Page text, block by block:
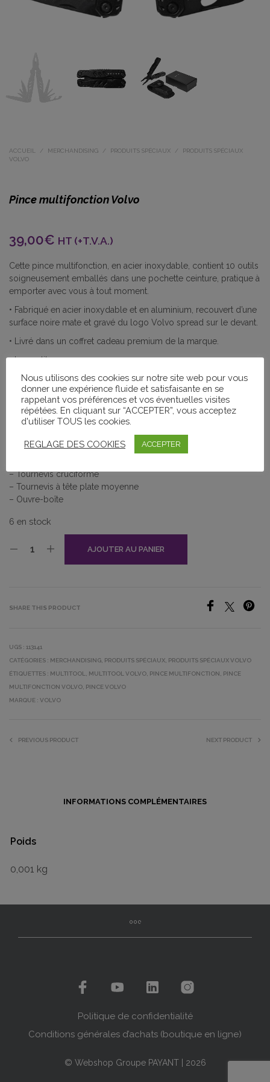
ACCUEIL / MERCHANDISING / PRODUITS SPÉCIAUX /
PRODUITS SPÉCIAUX
VOLVO
Pince multifonction Volvo
39,00€ HT (+T.V.A.)
Cette pince multifonction, en acier inoxydable, contient 10 outils
soigneusement emballés dans une pochette ceinture, pratique à
emporter avec vous à tout moment.
• Fabriqué en acier inoxydable et en aluminium, recouvert d’une
surface noire mate et gravé du logo Volvo spread sur le devant.
• Livré dans un coffret cadeau premium de la marque.
• Les outils :
– Pince (pince à bec effilé, pince ordinaire, coupe-fil)
– Tournevis droit
– Lime en métal
– Petit couteau et ouvre-bouteille
– Tournevis à tête plate moyenne
– Couteau dentelé
– Tournevis cruciforme
– Tournevis à tête plate moyenne
– Ouvre-boîte
6 en stock
AJOUTER AU PANIER
SHARE THIS PRODUCT
UGS : 113141
CATÉGORIES : MERCHANDISING PRODUITS SPÉCIAUX PRODUITS SPÉCIAUX VOLVO
ÉTIQUETTES : MULTITOOL MULTITOOL VOLVO PINCE MULTIFONCTION
PINCE
MULTIFONCTION VOLVO PINCE VOLVO
MARQUE : VOLVO
PREVIOUS PRODUCT NEXT PRODUCT
INFORMATIONS COMPLÉMENTAIRES
Poids
0,001 kg
Politique de confidentialité
Conditions générales d’achats (boutique en ligne)
© Webshop Groupe PAYANT | 2026
Nous utilisons des cookies sur notre site web pour vous
donner une expérience fluide et satisfaisante en se
rappelant vos préférences et vos éventuelles visites
répétées. En cliquant sur “ACCEPTER”, vous acceptez
d'utiliser TOUS les cookies.
REGLAGE DES COOKIES ACCEPTER